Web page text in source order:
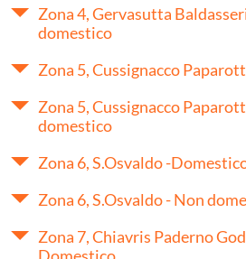
Zona 4, Gervasutta
domestico
Zona 5, Cussignacco
Zona 5, Cussignacco
domestico
Zona 6, S.Osvaldo -
Zona 6, S.Osvaldo - Non
Zona 7, Chiavris Paderno
Domestico